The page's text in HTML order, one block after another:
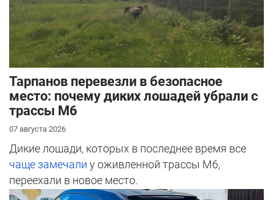
Тарпанов перевезли в безопасное
место: почему диких лошадей убрали с
трассы М6
07 августа 2026
Дикие лошади, которых в последнее время все
чаще замечали у оживленной трассы М6,
переехали в новое место.